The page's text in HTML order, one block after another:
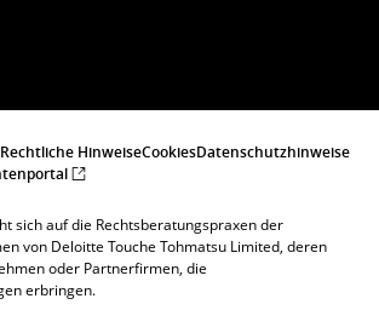
Rechtliche HinweiseCookiesDatenschutzhinweise
sich auf die Rechtsberatungspraxen der
von Deloitte Touche Tohmatsu Limited, deren
oder Partnerfirmen, die
erbringen.